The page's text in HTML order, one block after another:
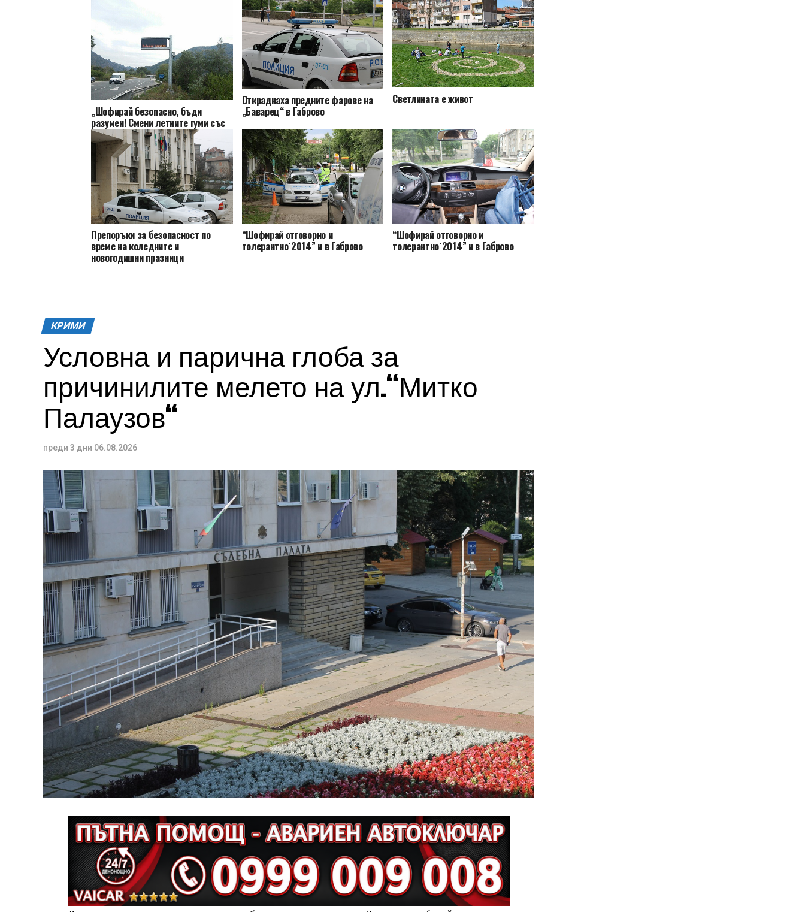
„Шофирай безопасно, бъди
разумен! Смени летните гуми със
зимни“
Откраднаха предните фарове на
„Баварец“ в Габрово
Светлината е живот
Препоръки за безопасност по
време на коледните и
новогодишни празници
“Шофирай отговорно и
толерантно`2014” и в Габрово
“Шофирай отговорно и
толерантно`2014” и в Габрово
КРИМИ
Условна и парична глоба за
причинилите мелето на ул.“Митко
Палаузов“
преди 3 дни 06.08.2026